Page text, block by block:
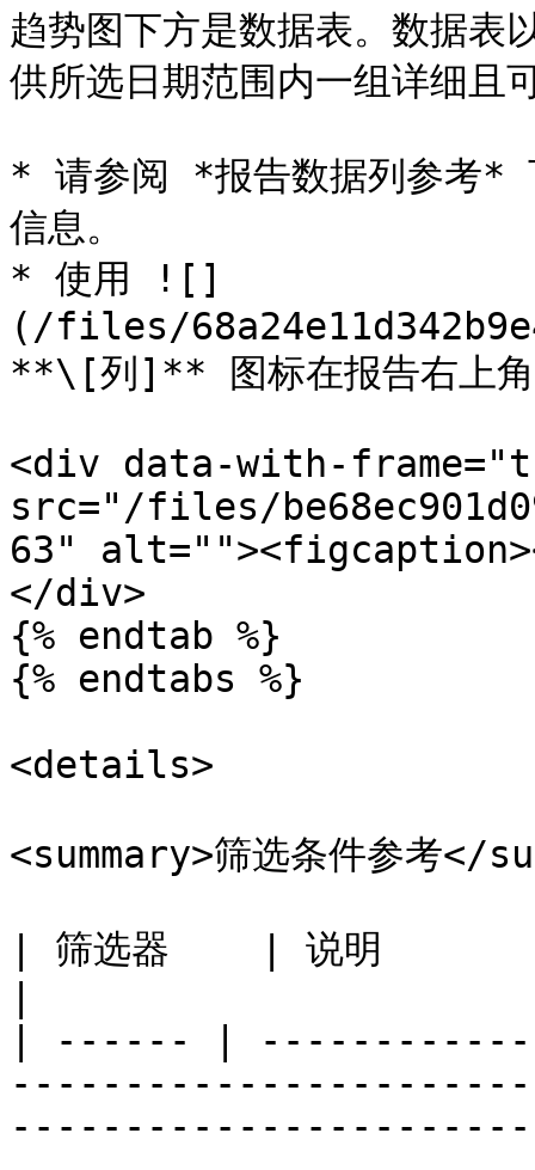
趋势图下方是数据表。数据表
供所选日期范围内一组详细且
* 请参阅 *报告数据列参考*
信息。
* 使用 ![]
(/files/
**\[列]** 图标在报告右上角
<div data-with-
src="/files/
63"
</div>
{% endtab %}
{% endtabs %}
<details>
<summary>筛选条件参考</
| 筛选器    | 说明
| ------ |